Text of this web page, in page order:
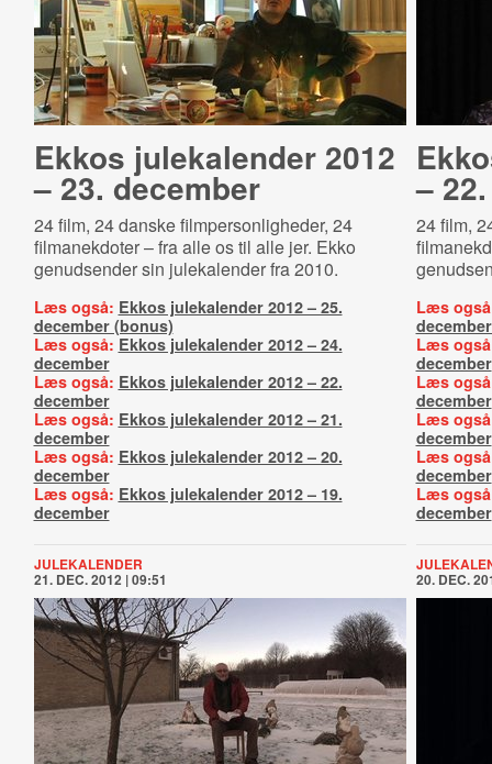
Ekkos julekalender 2012
– 23. december
24 film, 24 danske filmpersonligheder, 24
filmanekdoter – fra alle os til alle jer. Ekko
genudsender sin julekalender fra 2010.
Læs også: Ekkos julekalender 2012 – 25.
december (bonus)
Læs også: Ekkos julekalender 2012 – 24.
december
Læs også: Ekkos julekalender 2012 – 22.
december
Læs også: Ekkos julekalender 2012 – 21.
december
Læs også: Ekkos julekalender 2012 – 20.
december
Læs også: Ekkos julekalender 2012 – 19.
december
–
24 film,
Læs
Læs
december
Læs
december
Læs
december
Læs
december
Læs
december
JULEKALENDER
21. DEC. 2012 | 09:51 20. DEC.